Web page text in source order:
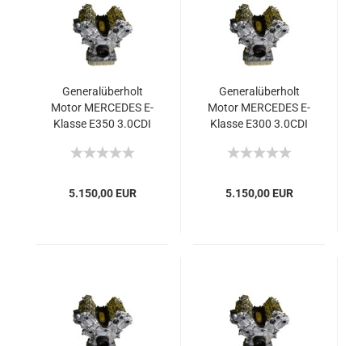
Generalüberholt
Motor MERCEDES E-
Klasse E350 3.0CDI
211PS Euro5
5.150,00 EUR
Generalüberholt
Motor MERCEDES E-
Klasse E300 3.0CDI
231PS Euro5
5.150,00 EUR